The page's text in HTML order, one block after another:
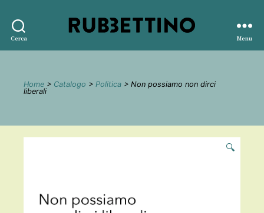
Cerca
editore
Menu
Home > Catalogo > Politica > Non possiamo non dirci
liberali
🔍